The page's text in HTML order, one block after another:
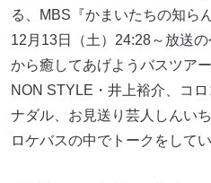
る、MBS『かまいたちの知ら
12月13日（土）24:28～放送
から癒してあげようバスツア
NON STYLE・井上裕介、コ
ナダル、お見送り芸人しんい
ロケバスの中でトークをしてい